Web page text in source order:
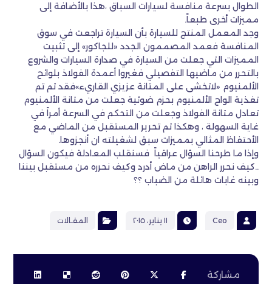
الطوال بسرعة منافسة لسيارات السباق ،هذا بالأضافة إلى
مميزات أخرى طبعاً.
وجد المعمل المنتج للسيارة بأن السيارة تراجعت في سوق
المنافسة فعمد المصممون الجدد «للجاكور» إلى تثبيت
المميزات التي جعلت من السيارة في صدارة السيارات والشروع
بالتحرر من ماضيها التفصيلي فغيروا أعمدة الفولاذ بلوائح
الألمنيوم «لاتخشى على المتانة عزيزي القاريء»فقد تم تم
تغذية الواح الألمنيوم بحزم ضوئية جعلت من متانة الألمنيوم
تعادل متانة الفولاذ وجعلت من التحكم في السرعة أمراً في
غاية السهولة ، وهكذا تم تحرير المستقبل من الماضي مع
الأحتفاظ المثالي بمميزات سبق لشغيلته ان أنجزوها.
وإذا ما طرحنا السؤال عراقياً فسنقلب المعادلة فيكون السؤال
..كيف نحرر الراهن من ماض أدرد وكيف نحرره من مستقبل بيننا
وبينه غابات هائلة من الضباب ؟؟
Ceo ١١ يناير، ٢٠١٥ المقـالات